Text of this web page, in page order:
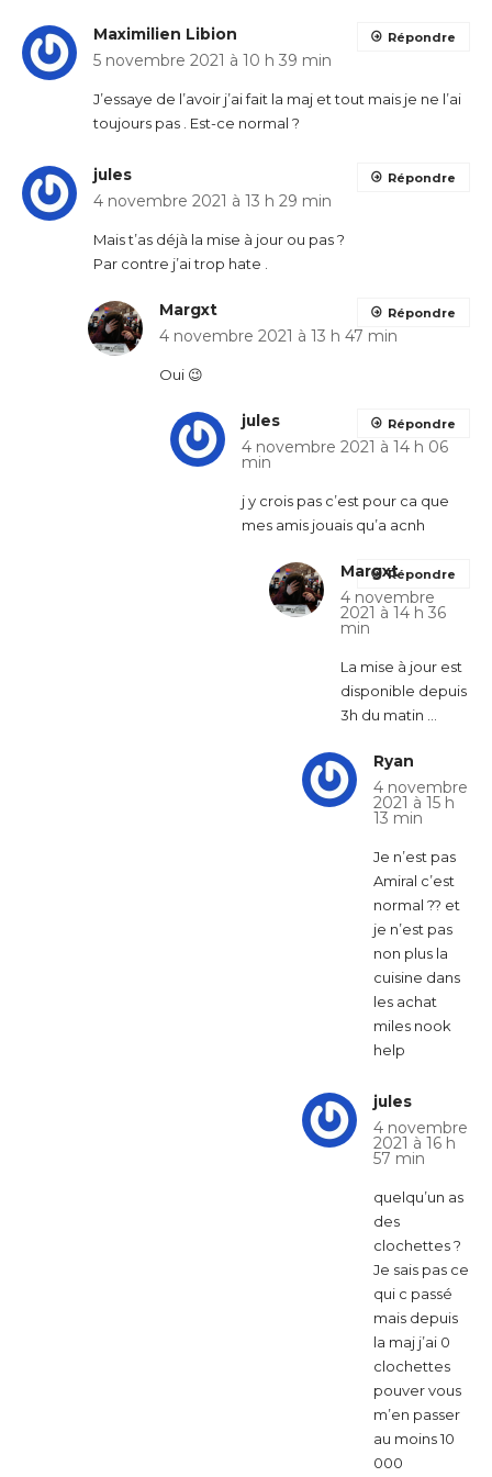
Maximilien Libion
5 novembre 2021 à 10 h 39 min
J’essaye de l’avoir j’ai fait la maj et tout mais je ne l’ai
toujours pas . Est-ce normal ?
Répondre
jules
4 novembre 2021 à 13 h 29 min
Mais t’as déjà la mise à jour ou pas ?
Par contre j’ai trop hate .
Répondre
Margxt
4 novembre 2021 à 13 h 47 min
Oui 😉
Répondre
jules
4 novembre 2021 à 14 h 06
min
j y crois pas c’est pour ca que
mes amis jouais qu’a acnh
Répondre
Margxt
4 novembre
2021 à 14 h 36
min
La mise à jour est
disponible depuis
3h du matin …
Répondre
Ryan
4 novembre
2021 à 15 h
13 min
Je n’est pas
Amiral c’est
normal ?? et
je n’est pas
non plus la
cuisine dans
les achat
miles nook
help
jules
4 novembre
2021 à 16 h
57 min
quelqu’un as
des
clochettes ?
Je sais pas ce
qui c passé
mais depuis
la maj j’ai 0
clochettes
pouver vous
m’en passer
au moins 10
000